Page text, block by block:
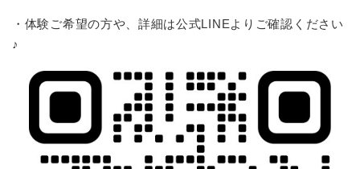
・体験ご希望の方や、詳細は公式LINEよりご確認ください
♪